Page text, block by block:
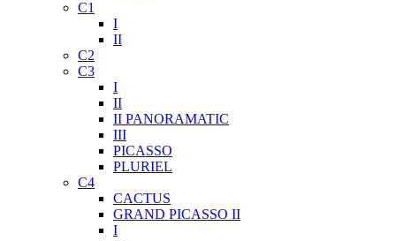
C1
I
II
C2
C3
I
II
II PANORAMATIC
III
PICASSO
PLURIEL
C4
CACTUS
GRAND PICASSO II
I